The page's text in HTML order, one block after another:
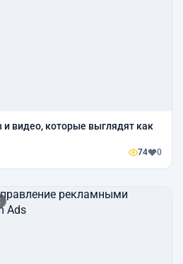
и видео, которые выглядят как
74 0